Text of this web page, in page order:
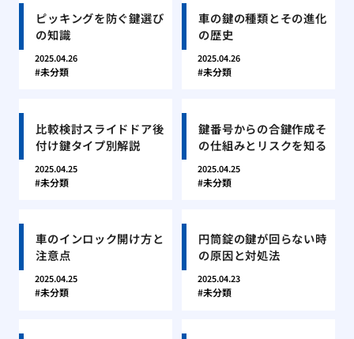
ピッキングを防ぐ鍵選び
の知識
2025.04.26
未分類
車の鍵の種類とその進化
の歴史
2025.04.26
未分類
比較検討スライドドア後
付け鍵タイプ別解説
2025.04.25
未分類
鍵番号からの合鍵作成そ
の仕組みとリスクを知る
2025.04.25
未分類
車のインロック開け方と
注意点
2025.04.25
未分類
円筒錠の鍵が回らない時
の原因と対処法
2025.04.23
未分類